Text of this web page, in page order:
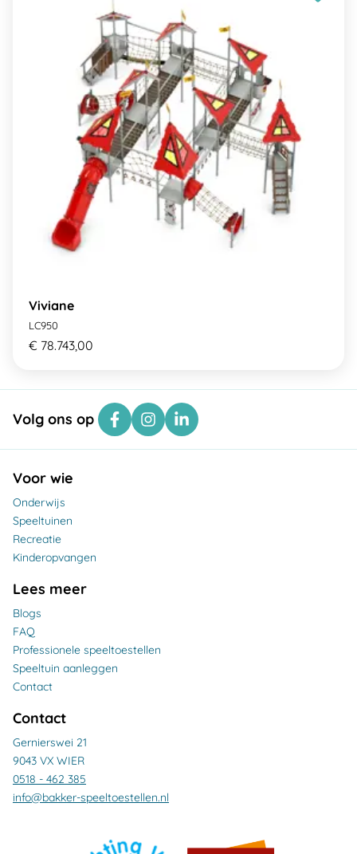
Viviane
LC950
€ 78.743,00
Volg ons op
Voor wie
Onderwijs
Speeltuinen
Recreatie
Kinderopvangen
Lees meer
Blogs
FAQ
Professionele speeltoestellen
Speeltuin aanleggen
Contact
Contact
Gernierswei 21
9043 VX WIER
0518 - 462 385
info@bakker-speeltoestellen.nl